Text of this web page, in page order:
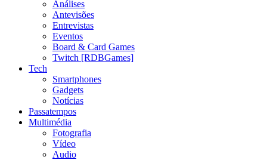
Análises
Antevisões
Entrevistas
Eventos
Board & Card Games
Twitch [RDBGames]
Tech
Smartphones
Gadgets
Notícias
Passatempos
Multimédia
Fotografia
Vídeo
Audio